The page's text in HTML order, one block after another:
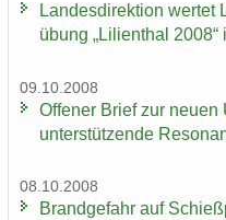
Lan­des­di­rek­ti­on
übung „Li­li­en­thal
09.10.2008
Of­fe­ner Brief zur
un­ter­stüt­zen­de
08.10.2008
Brand­ge­fahr auf